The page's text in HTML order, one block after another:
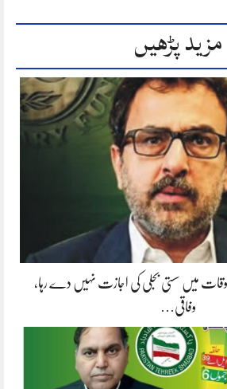
مزید پڑھیں
میں سستی بجلی کی اجازت نہیں دے رہا،
وفاقی…